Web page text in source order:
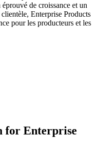
de croissance et un
Enterprise Products
pour les producteurs et les
for Enterprise